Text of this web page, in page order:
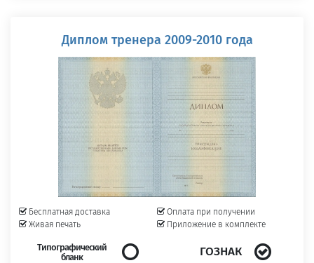
Диплом тренера 2009-2010 года
Бесплатная доставка
Живая печать
Оплата при получении
Приложение в комплекте
Типографический
бланк
ГОЗНАК